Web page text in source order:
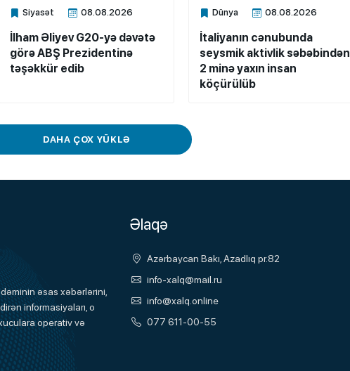
Siyasət 08.08.2026
Xalq.Online
İlham Əliyev G20-yə dəvətə
görə ABŞ Prezidentinə
təşəkkür edib
Dünya 08.08.2026
Xalq.Online
İtaliyanın cənubunda
seysmik aktivlik səbəbindən
2 minə yaxın insan
köçürülüb
DAHA ÇOX YÜKLƏ
əsas xəbərlərini,
informasiyaları, o
operativ və
Əlaqə
Azərbaycan Bakı, Azadlıq pr.82
info-xalq@mail.ru
info@xalq.online
077 611-00-55